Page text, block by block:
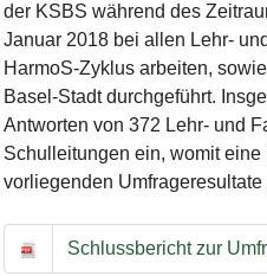
der KSBS während des
Januar 2018 bei allen Lehr-
HarmoS-Zyklus arbeiten,
Basel-Stadt durchgeführt.
Antworten von 372 Lehr- und
Schulleitungen ein, womit
vorliegenden
Schlussbericht zur Umfrage
Schlussbericht zur